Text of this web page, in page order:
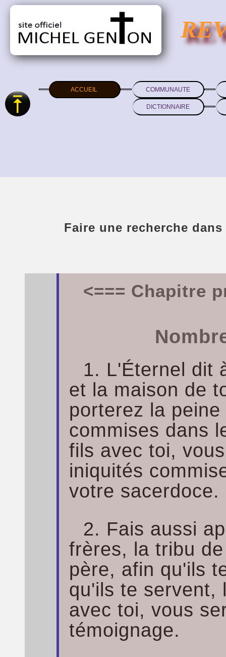
ACCUEIL COMMUNAUTE
DICTIONNAIRE
Faire une recherche
<=== Chapitre
1. L'Éternel dit
et la maison de
porterez la
commises dans
fils avec toi,
iniquités
votre sacerdoce.
2. Fais aussi
frères, la tribu
père, afin qu'ils
qu'ils te servent,
avec toi, vous
témoignage.